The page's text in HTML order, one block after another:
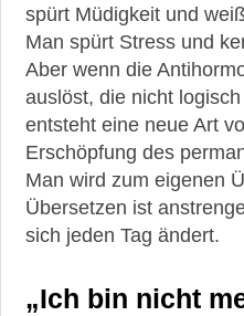
spürt Müdigkeit und
Man spürt Stress und
Aber wenn die
auslöst, die nicht
entsteht eine neue Art
Erschöpfung des
Man wird zum eigenen
Übersetzen ist
sich jeden Tag ändert.
„Ich bin nicht